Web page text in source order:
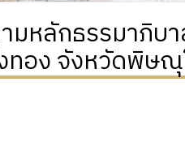
หลักธรรมาภิบ
ทอง จังหวัดพิษ